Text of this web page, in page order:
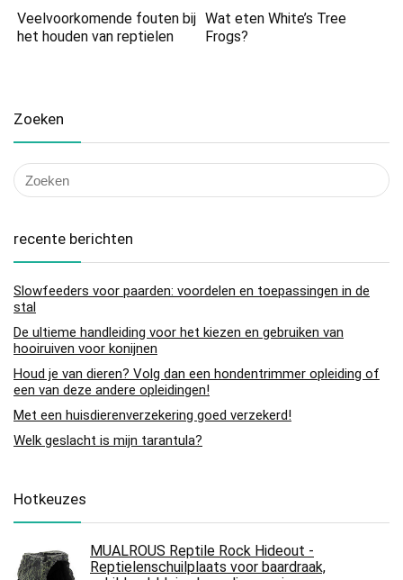
Veelvoorkomende fouten bij
het houden van reptielen
Wat eten White’s Tree
Frogs?
Zoeken
recente berichten
Slowfeeders voor paarden: voordelen en toepassingen in de
stal
De ultieme handleiding voor het kiezen en gebruiken van
hooiruiven voor konijnen
Houd je van dieren? Volg dan een hondentrimmer opleiding of
een van deze andere opleidingen!
Met een huisdierenverzekering goed verzekerd!
Welk geslacht is mijn tarantula?
Hotkeuzes
MUALROUS Reptile Rock Hideout -
Reptielenschuilplaats voor baardraak,